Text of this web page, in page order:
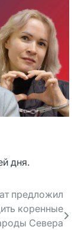
дня.
предложил
коренные
Севера